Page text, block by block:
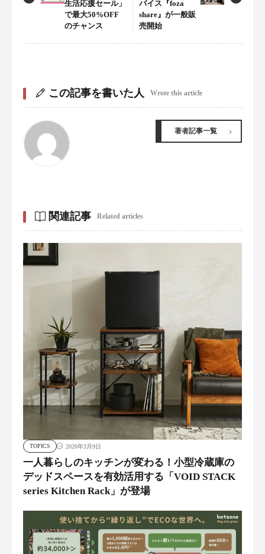
生活応援セール」
で最大50%OFF
のチャンス
バイス『foza
share』が一般販
売開始
この記事を書いた人 Wrote this article
著者記事一覧
関連記事 Related articles
TOPICS 2026年3月9日
一人暮らしのキッチンが変わる！小型冷蔵庫の
デッドスペースを有効活用する「VOID STACK
series Kitchen Rack」が登場